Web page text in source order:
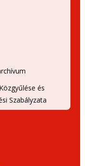
és
Szabályzata